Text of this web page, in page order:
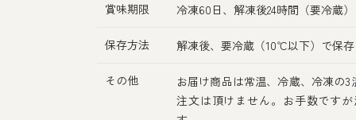
賞味期限 冷凍60日、解凍後24時間（要冷蔵）
保存方法 解凍後、要冷蔵（10℃以下）で保存
その他
お届け商品は常温、冷蔵、冷凍の
注文は頂けません。お手数です